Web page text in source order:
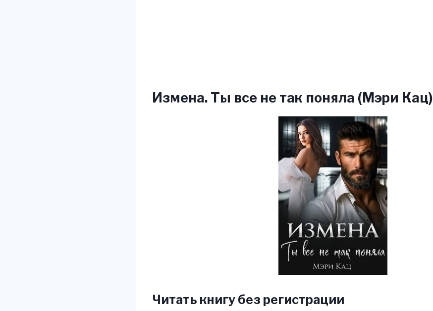
Измена. Ты все не так поняла (Мэри Кац)
Читать книгу без регистрации